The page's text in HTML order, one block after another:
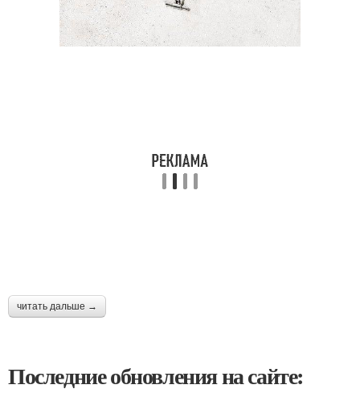
читать дальше →
Последние обновления на сайте: